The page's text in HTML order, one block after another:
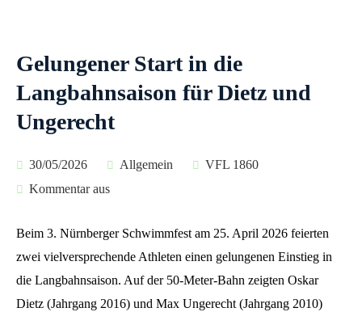
Gelungener Start in die
Langbahnsaison für Dietz und
Ungerecht
30/05/2026 Allgemein
VFL 1860
Kommentar aus
Beim 3. Nürnberger Schwimmfest am 25. April 2026 feierten
zwei vielversprechende Athleten einen gelungenen Einstieg in
die Langbahnsaison. Auf der 50-Meter-Bahn zeigten Oskar
Dietz (Jahrgang 2016) und Max Ungerecht (Jahrgang 2010)